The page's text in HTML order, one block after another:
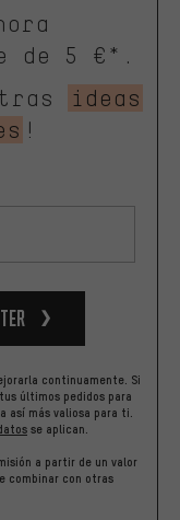
de 5 €*.
ideas
!
continuamente. Si
últimos pedidos para
así más valiosa para ti.
se aplican.
a partir de un valor
combinar con otras